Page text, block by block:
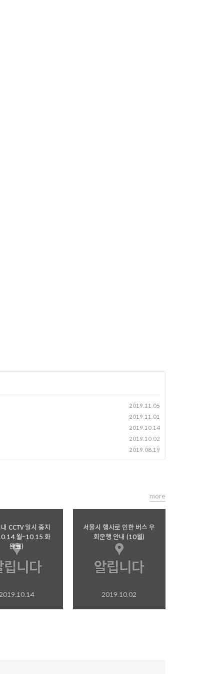
2019.11.05
2019.11.01
2019.10.14
2019.10.02
2019.08.19
CCTV 일시 중지
월~10.15.화
완료)
서울시 행사로 인한 버스 우
회운행 안내 (10월)
2019.10.02
more